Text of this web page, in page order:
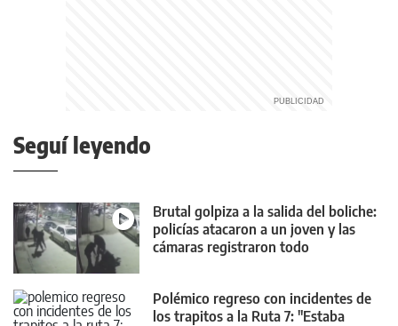
Seguí leyendo
Brutal golpiza a la salida del boliche:
policías atacaron a un joven y las
cámaras registraron todo
Polémico regreso con incidentes de
los trapitos a la Ruta 7: "Estaba